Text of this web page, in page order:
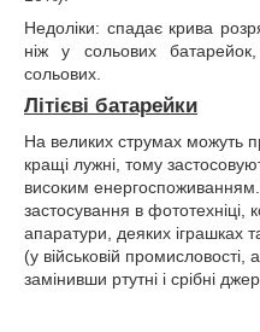
Недоліки: спадає крива
ніж у сольових
сольових.
Літієві батарейки
На великих струмах можуть
кращі лужні, тому
високим
застосування в фототехніці,
апаратури, деяких іграшках
(у військовій промисловості,
замінивши ртутні і срібні